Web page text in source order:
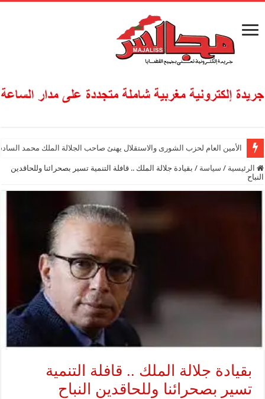
الأمين العام لحزب الشورى والاستقلال يهنئ صاحب الجلالة الملك محمد
الرئيسية / سياسة / بقيادة جلالة الملك .. قافلة التنمية تسير بصحرائنا وللحاقدين
النباح
بقيادة جلالة الملك .. قافلة التنمية
تسير بصحرائنا وللحاقدين النباح